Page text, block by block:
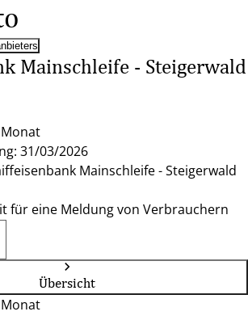
Mainschleife - Steigerwald
31/03/2026
Mainschleife - Steigerwald
für eine Meldung von Verbrauchern
Übersicht